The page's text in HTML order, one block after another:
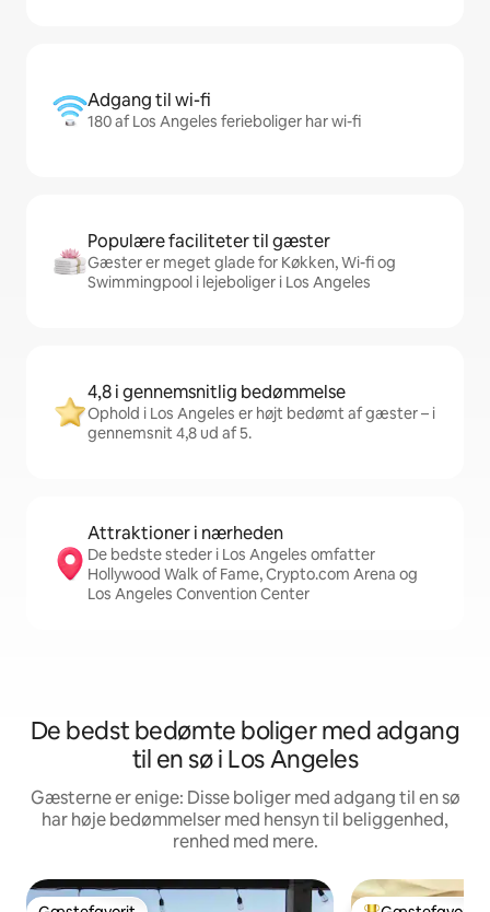
Adgang til wi-fi
180 af Los Angeles ferieboliger har wi-fi
Populære faciliteter til gæster
Gæster er meget glade for Køkken, Wi-fi og
Swimmingpool i lejeboliger i Los Angeles
4,8 i gennemsnitlig bedømmelse
Ophold i Los Angeles er højt bedømt af gæster – i
gennemsnit 4,8 ud af 5.
Attraktioner i nærheden
De bedste steder i Los Angeles omfatter
Hollywood Walk of Fame, Crypto.com Arena og
Los Angeles Convention Center
De bedst bedømte boliger med adgang
til en sø i Los Angeles
Gæsterne er enige: Disse boliger med adgang til en sø
har høje bedømmelser med hensyn til beliggenhed,
renhed med mere.